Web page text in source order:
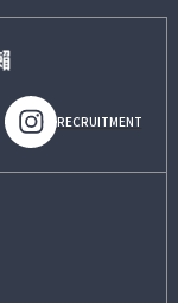
RECRUITMENT